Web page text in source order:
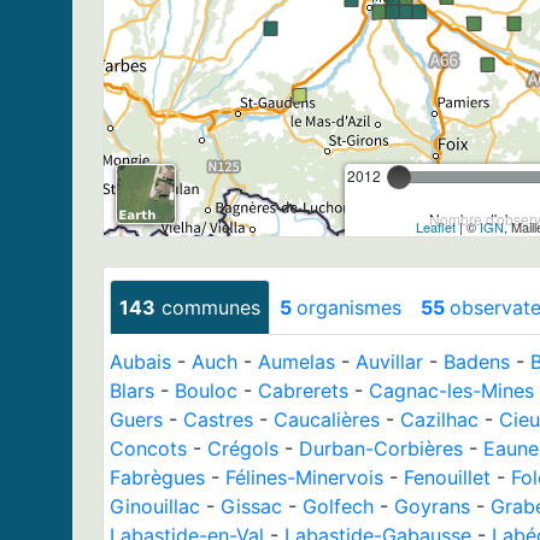
2012
Nombre
Leaflet| ©IGN,
143 communes 5 organismes 55
Aubais - Auch - Aumelas - Auvillar - Badens -
Blars - Bouloc - Cabrerets - Cagnac-les-Mines
Guers - Castres - Caucalières - Cazilhac -
Concots - Crégols - Durban-Corbières -
Fabrègues - Félines-Minervois - Fenouillet -
Ginouillac - Gissac - Golfech - Goyrans -
Labastide-en-Val - Labastide-Gabausse -